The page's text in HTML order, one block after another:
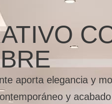
aporta elegancia y
y